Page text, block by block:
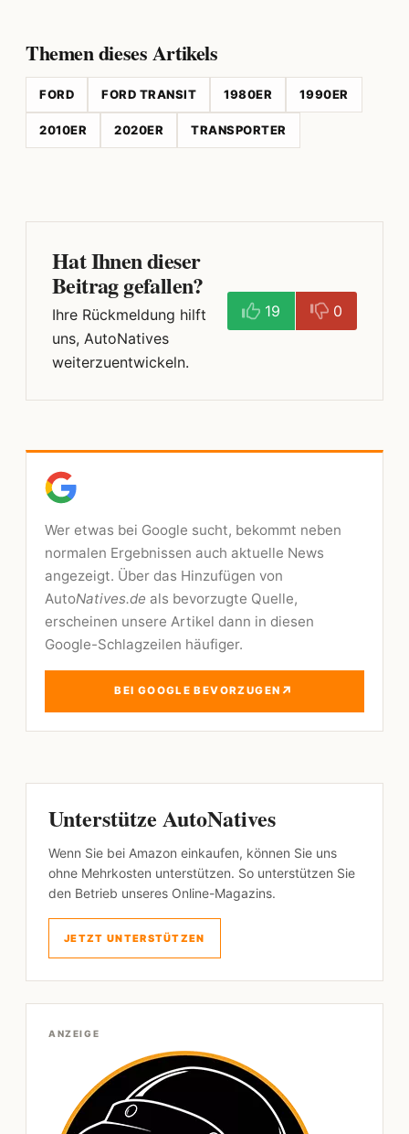
Themen dieses Artikels
FORD FORD TRANSIT 1980ER 1990ER
2010ER 2020ER TRANSPORTER
Hat Ihnen dieser
Beitrag gefallen?
Ihre Rückmeldung hilft
uns, AutoNatives
weiterzuentwickeln.
19 0
Wer etwas bei Google sucht, bekommt neben
normalen Ergebnissen auch aktuelle News
angezeigt. Über das Hinzufügen von
AutoNatives.de als bevorzugte Quelle,
erscheinen unsere Artikel dann in diesen
Google-Schlagzeilen häufiger.
BEI GOOGLE BEVORZUGEN ↗
Unterstütze AutoNatives
Wenn Sie bei Amazon einkaufen, können Sie uns
ohne Mehrkosten unterstützen. So unterstützen Sie
den Betrieb unseres Online-Magazins.
JETZT UNTERSTÜTZEN
ANZEIGE